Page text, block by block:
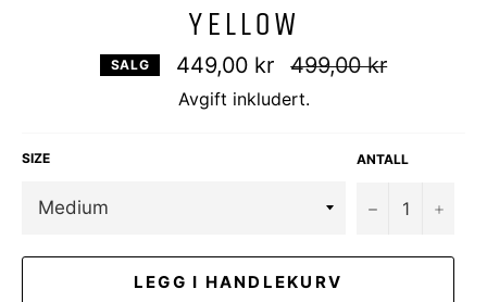
YELLOW
SALG 449,00 kr
Vanlig
pris
499,00 kr
Avgift inkludert.
SIZE ANTALL
− +
LEGG I HANDLEKURV